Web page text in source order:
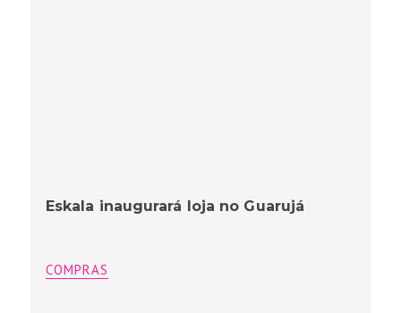
Eskala inaugurará loja no Guarujá
COMPRAS